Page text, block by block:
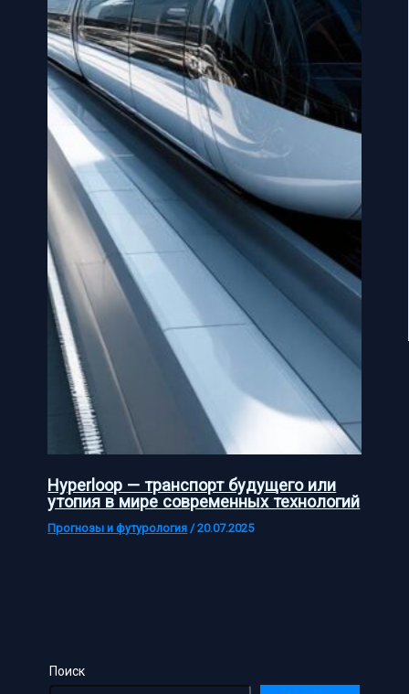
Hyperloop — транспорт будущего или
утопия в мире современных технологий
Прогнозы и футурология /20.07.2025
Поиск